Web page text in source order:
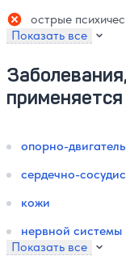
острые
Показать все
опорно-
сердечно-
кожи
нервной системы
Показать все